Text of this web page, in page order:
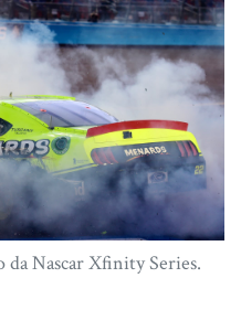
Nascar Xfinity Series.